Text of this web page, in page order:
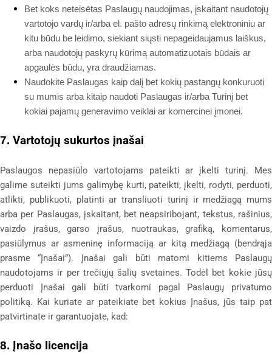
Bet koks neteisėtas Paslaugų naudojimas, įskaitant naudotojų
vartotojo vardų ir/arba el. pašto adresų rinkimą elektroniniu ar
kitu būdu be leidimo, siekiant siųsti nepageidaujamus laiškus,
arba naudotojų paskyrų kūrimą automatizuotais būdais ar
apgaulės būdu, yra draudžiamas.
Naudokite Paslaugas kaip dalį bet kokių pastangų konkuruoti
su mumis arba kitaip naudoti Paslaugas ir/arba Turinį bet
kokiai pajamų generavimo veiklai ar komercinei įmonei.
7. Vartotojų sukurtos įnašai
Paslaugos nepasiūlo vartotojams pateikti ar įkelti turinį. Mes
galime suteikti jums galimybę kurti, pateikti, įkelti, rodyti, perduoti,
atlikti, publikuoti, platinti ar transliuoti turinį ir medžiagą mums
arba per Paslaugas, įskaitant, bet neapsiribojant, tekstus, rašinius,
vaizdo įrašus, garso įrašus, nuotraukas, grafiką, komentarus,
pasiūlymus ar asmeninę informaciją ar kitą medžiagą (bendrąja
prasme “Įnašai”). Įnašai gali būti matomi kitiems Paslaugų
naudotojams ir per trečiųjų šalių svetaines. Todėl bet kokie jūsų
perduoti Įnašai gali būti tvarkomi pagal Paslaugų privatumo
politiką. Kai kuriate ar pateikiate bet kokius Įnašus, jūs taip pat
patvirtinate ir garantuojate, kad:
8. Įnašo licencija